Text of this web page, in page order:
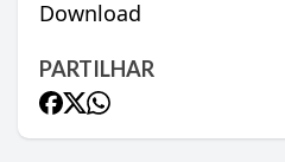
Download
PARTILHAR